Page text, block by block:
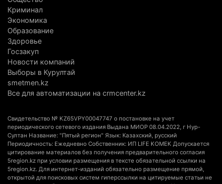
В Алматинской области запустят производство
катеров для Formula-1 H2O и откроют академию
пилотов
5 августа 2026 г. 08:29
В Alatau City Authority назначили нового
директора по коммуникациям
Партия «Әділет» предложила превратить
университеты в центры технологий и новых
рабочих мест
4 августа 2026 г. 15:11 182
Криминал
Экономика
Образование
Здоровье
Госзакуп
Новости компаний
Выборы в Курултай
smetmen.kz
Все для автоматизации на crmcenter.kz
Свидетельство № KZ65VPY00047747 о постановке на учет
периодического сетевого издания Выдана МИОР 08.04.2022, г Нур-
Султан Название: "Пятый регион" Язык: Казахский, русский
Периодичность: Ежедневно Собственник: ИП LIFE KOMEK Допускается
цитирование материалов без получения предварительного согласия
5region.kz при условии размещения в тексте обязательной ссылки на
5region.kz. Для интернет-изданий обязательно размещение прямой,
открытой для поисковых систем гиперссылки на цитируемые статьи не